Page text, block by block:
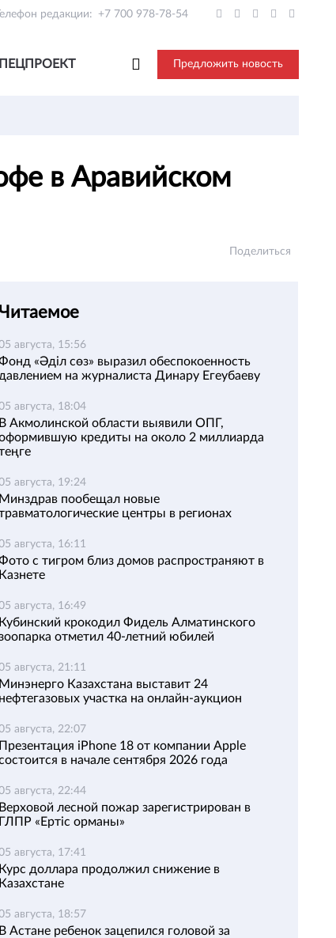
Телефон редакции: +7 700 978-78-54
Предложить новость
в Аравийском
Поделиться
Читаемое
августа, 15:56
«Әділ сөз» выразил обеспокоенность
давлением на журналиста Динару Егеубаеву
августа, 18:04
В Акмолинской области выявили ОПГ,
кредиты на около 2 миллиарда
августа, 19:24
Минздрав пообещал новые
центры в регионах
августа, 16:11
с тигром близ домов распространяют в
Казнете
августа, 16:49
Кубинский крокодил Фидель Алматинского
отметил 40-летний юбилей
августа, 21:11
Минэнерго Казахстана выставит 24
нефтегазовых участка на онлайн-аукцион
августа, 22:07
Презентация iPhone 18 от компании Apple
в начале сентября 2026 года
августа, 22:44
Верховой лесной пожар зарегистрирован в
ГЛПР «Ертіс орманы»
августа, 17:41
Курс доллара продолжил снижение в
Казахстане
августа, 18:57
В Астане ребенок зацепился головой за